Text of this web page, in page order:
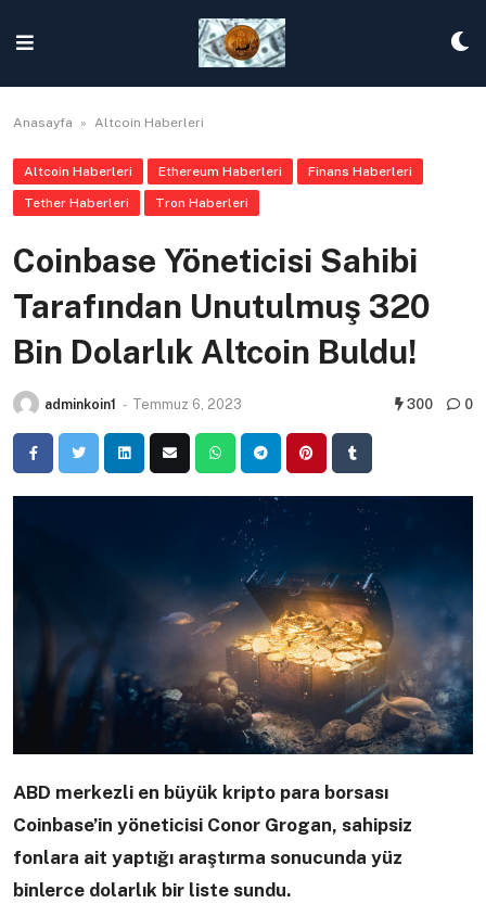
content
Anasayfa » Altcoin Haberleri
Altcoin Haberleri Ethereum Haberleri Finans Haberleri
Tether Haberleri Tron Haberleri
Coinbase Yöneticisi Sahibi
Tarafından Unutulmuş 320
Bin Dolarlık Altcoin Buldu!
adminkoin1 - Temmuz 6, 2023 300 0
ABD merkezli en büyük kripto para borsası
Coinbase’in yöneticisi Conor Grogan, sahipsiz
fonlara ait yaptığı araştırma sonucunda yüz
binlerce dolarlık bir liste sundu.